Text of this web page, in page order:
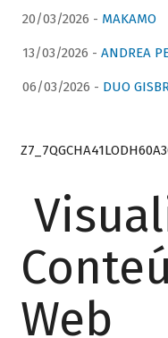
20/03/2026 - MAKAMO
13/03/2026 - ANDREA
06/03/2026 - DUO
Web